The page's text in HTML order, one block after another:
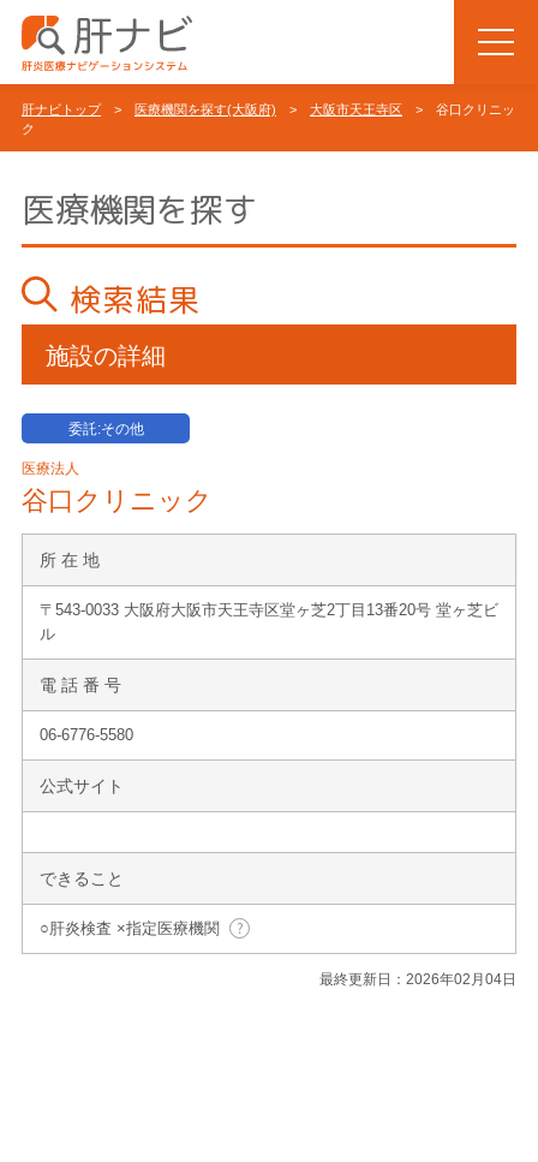
肝ナビトップ> 医療機関を探す(大阪府) > 大阪市天王寺区 > 谷口クリニッ
ク
医療機関を探す
検索結果
施設の詳細
委託:その他
医療法人
谷口クリニック
所 在 地
〒543-0033 大阪府大阪市天王寺区堂ヶ芝2丁目13番20号 堂ヶ芝ビ
ル
電 話 番 号
06-6776-5580
公式サイト
できること
○肝炎検査 ×指定医療機関
最終更新日：2026年02月04日